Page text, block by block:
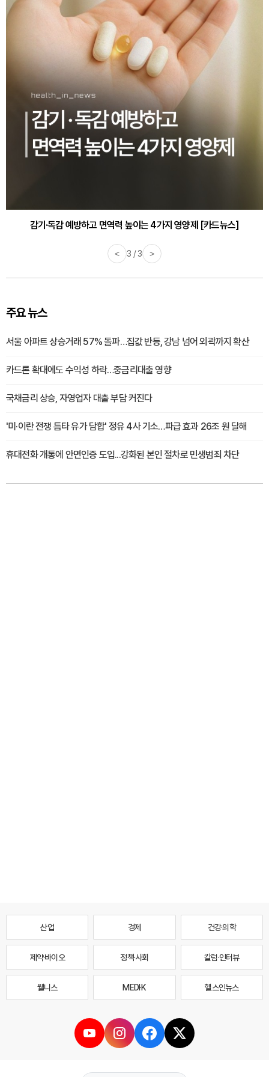
감기·독감 예방하고 면역력 높이는 4가지 영양제 [카드뉴스]
< 3 / 3 >
주요 뉴스
서울 아파트 상승거래 57% 돌파…집값 반등, 강남 넘어 외곽까지 확산
카드론 확대에도 수익성 하락…중금리대출 영향
국채금리 상승, 자영업자 대출 부담 커진다
'미·이란 전쟁 틈타 유가 담합' 정유 4사 기소…파급 효과 26조 원 달해
휴대전화 개통에 안면인증 도입...강화된 본인 절차로 민생범죄 차단
산업 경제 건강·의학
제약·바이오 정책·사회 칼럼·인터뷰
웰니스 MEDI·K 헬스인뉴스